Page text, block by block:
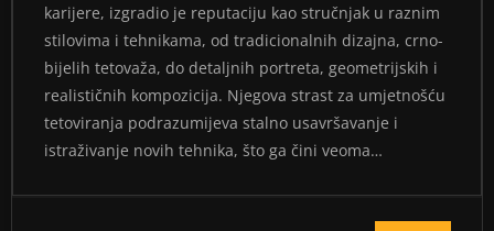
karijere, izgradio je reputaciju kao stručnjak u raznim
stilovima i tehnikama, od tradicionalnih dizajna, crno-
bijelih tetovaža, do detaljnih portreta, geometrijskih i
realističnih kompozicija. Njegova strast za umjetnošću
tetoviranja podrazumijeva stalno usavršavanje i
istraživanje novih tehnika, što ga čini veoma…